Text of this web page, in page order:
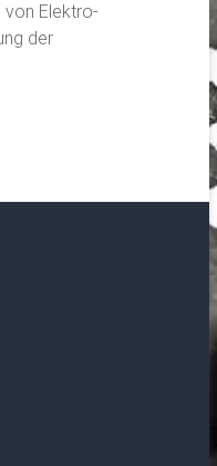
von Elektro-
der